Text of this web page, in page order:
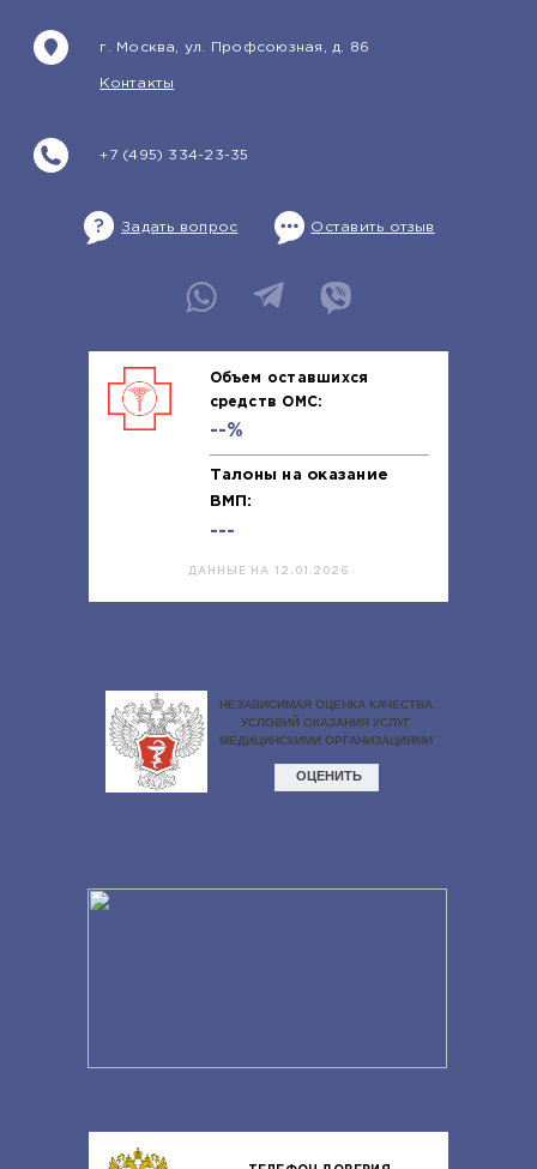
+7 (495) 334-23-35
г. Москва, ул. Профсоюзная, д. 86
Контакты
Задать вопрос Оставить отзыв
Объем оставшихся
средств ОМС:
--%
Талоны на оказание
ВМП:
---
ДАННЫЕ НА 12.01.2026